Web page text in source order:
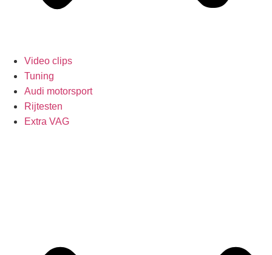
Video clips
Tuning
Audi motorsport
Rijtesten
Extra VAG